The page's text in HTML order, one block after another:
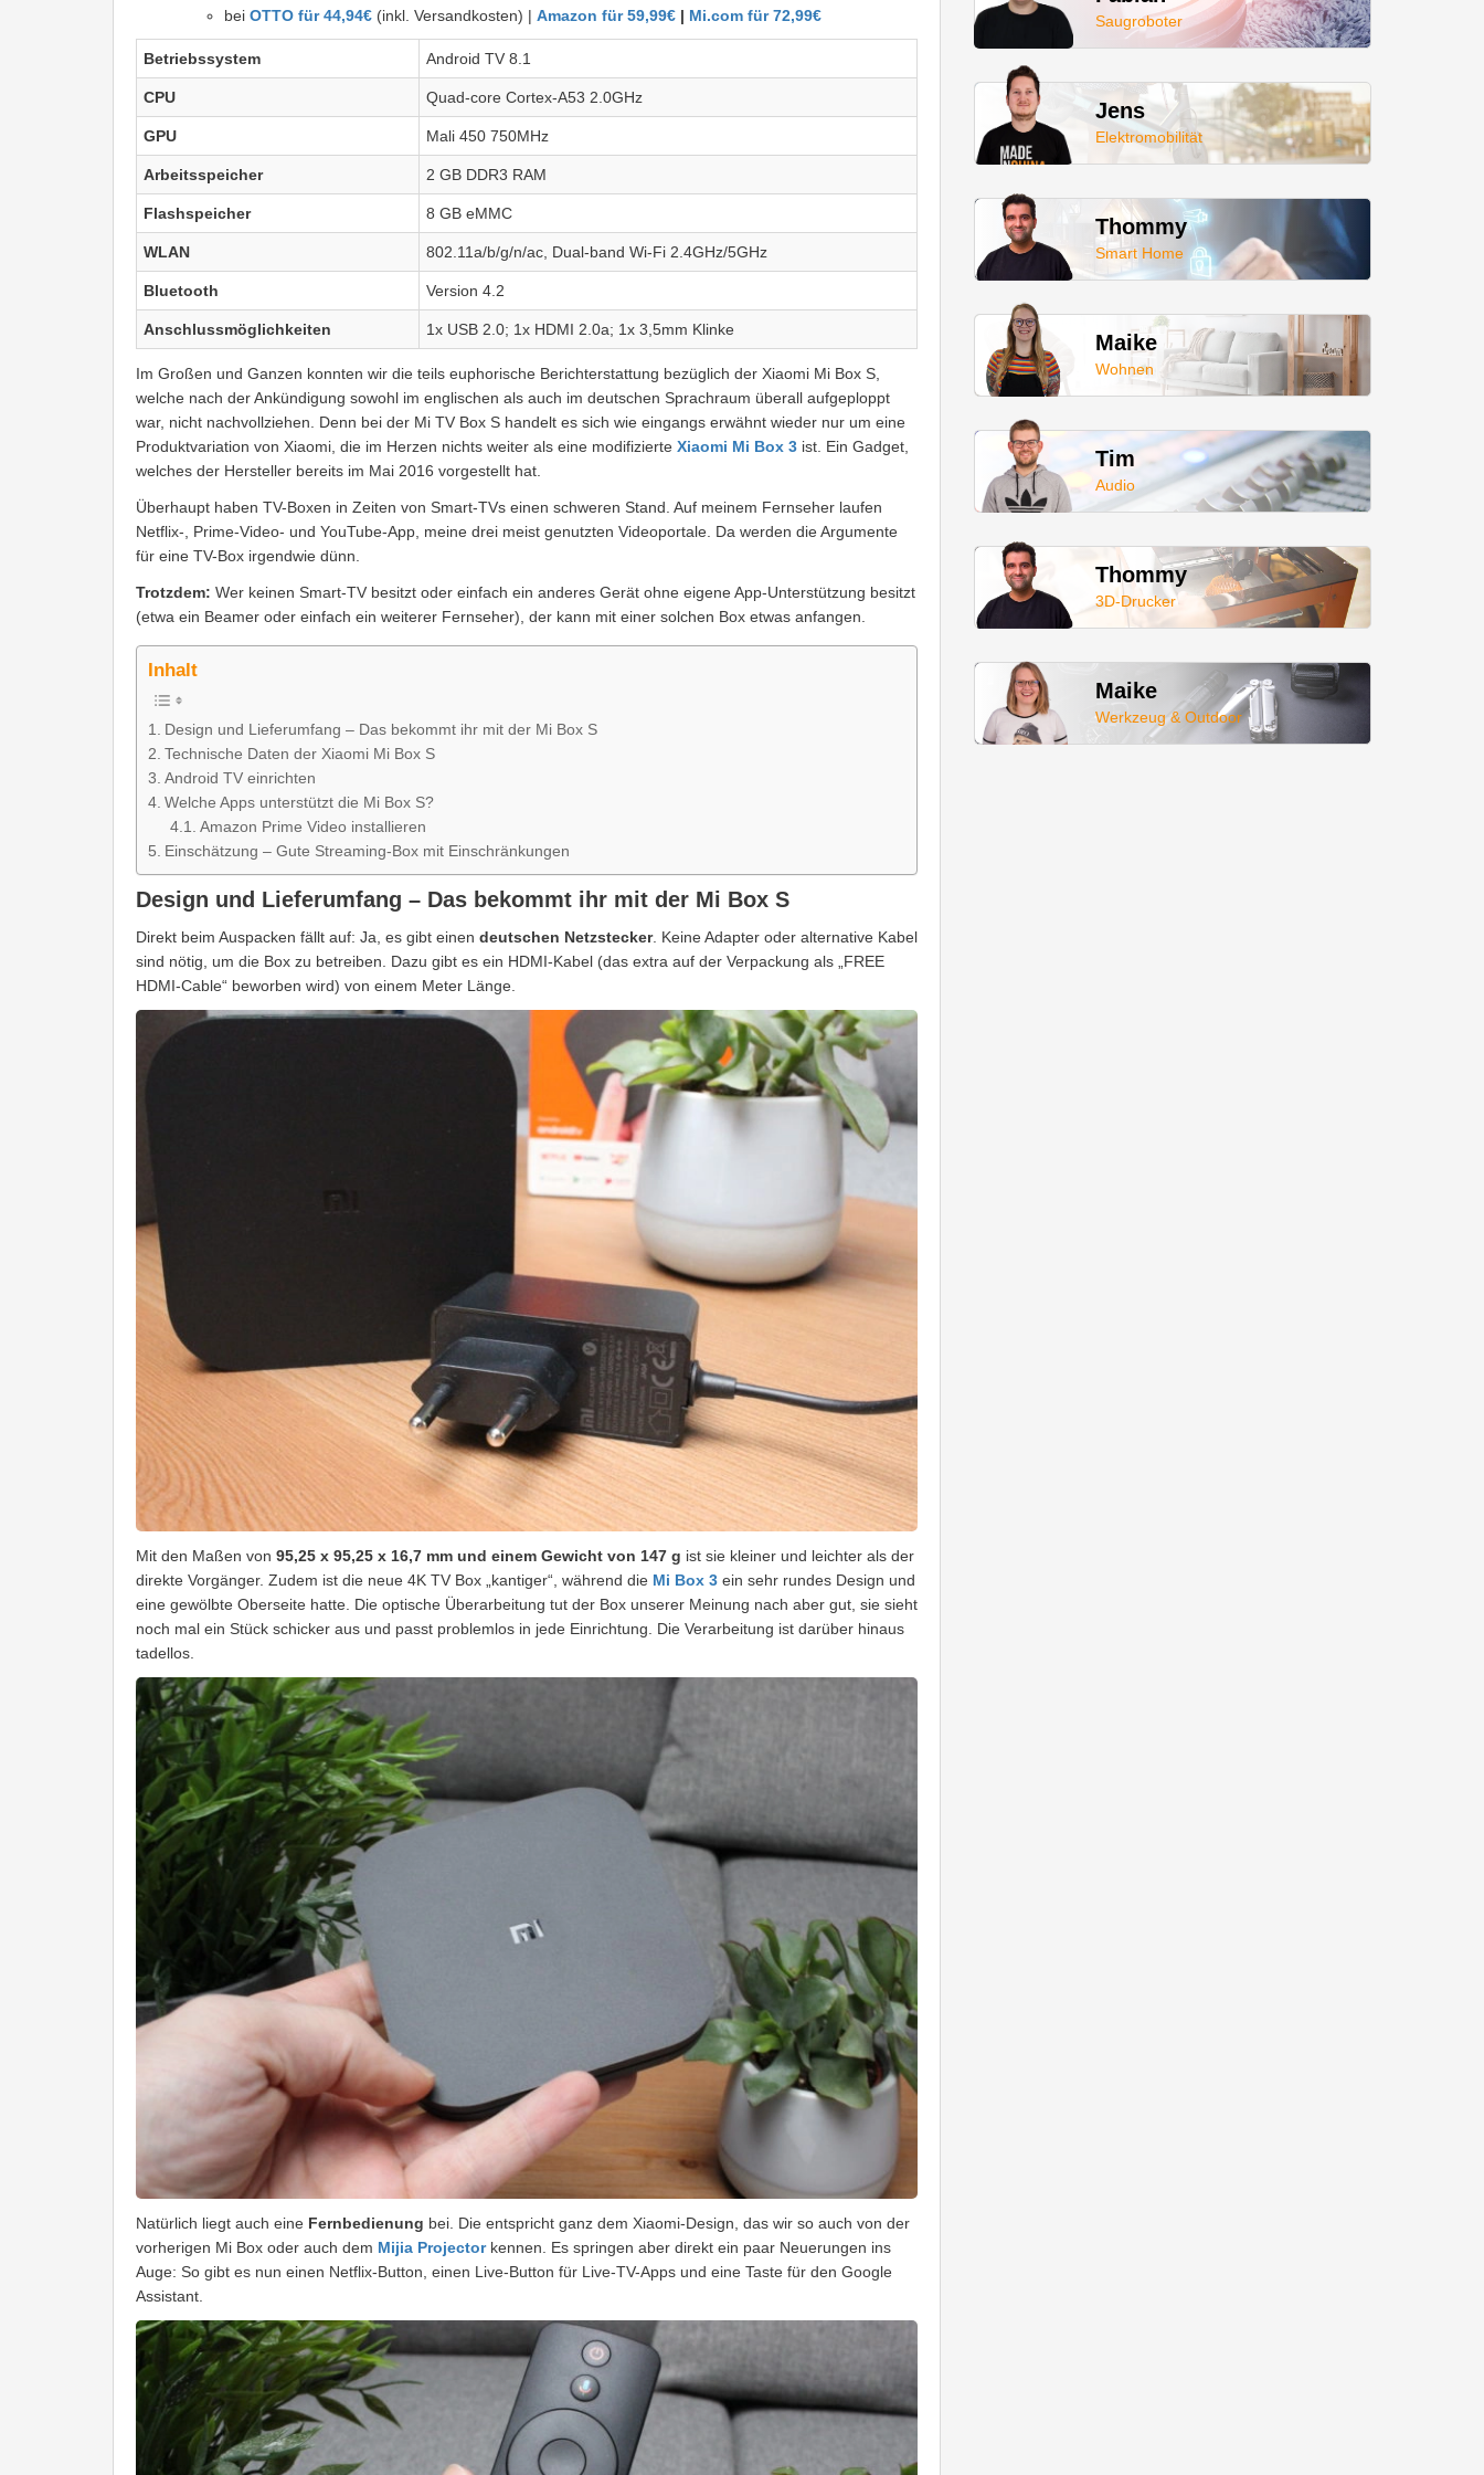
bei OTTO für 44,94€ (inkl. Versandkosten) | Amazon für 59,99€ | Mi.com für 72,99€
Betriebssystem Android TV 8.1
CPU Quad-core Cortex-A53 2.0GHz
GPU Mali 450 750MHz
Arbeitsspeicher 2 GB DDR3 RAM
Flashspeicher 8 GB eMMC
WLAN 802.11a/b/g/n/ac, Dual-band Wi-Fi 2.4GHz/5GHz
Bluetooth Version 4.2
Anschlussmöglichkeiten 1x USB 2.0; 1x HDMI 2.0a; 1x 3,5mm Klinke
Im Großen und Ganzen konnten wir die teils euphorische Berichterstattung bezüglich der Xiaomi Mi Box S,
welche nach der Ankündigung sowohl im englischen als auch im deutschen Sprachraum überall aufgeploppt
war, nicht nachvollziehen. Denn bei der Mi TV Box S handelt es sich wie eingangs erwähnt wieder nur um eine
Produktvariation von Xiaomi, die im Herzen nichts weiter als eine modifizierte Xiaomi Mi Box 3 ist. Ein Gadget,
welches der Hersteller bereits im Mai 2016 vorgestellt hat.
Überhaupt haben TV-Boxen in Zeiten von Smart-TVs einen schweren Stand. Auf meinem Fernseher laufen
Netflix-, Prime-Video- und YouTube-App, meine drei meist genutzten Videoportale. Da werden die Argumente
für eine TV-Box irgendwie dünn.
Trotzdem: Wer keinen Smart-TV besitzt oder einfach ein anderes Gerät ohne eigene App-Unterstützung besitzt
(etwa ein Beamer oder einfach ein weiterer Fernseher), der kann mit einer solchen Box etwas anfangen.
Inhalt
Design und Lieferumfang – Das bekommt ihr mit der Mi Box S
Technische Daten der Xiaomi Mi Box S
Android TV einrichten
Welche Apps unterstützt die Mi Box S?
Amazon Prime Video installieren
Einschätzung – Gute Streaming-Box mit Einschränkungen
Design und Lieferumfang – Das bekommt ihr mit der Mi Box S
Direkt beim Auspacken fällt auf: Ja, es gibt einen deutschen Netzstecker. Keine Adapter oder alternative Kabel
sind nötig, um die Box zu betreiben. Dazu gibt es ein HDMI-Kabel (das extra auf der Verpackung als „FREE
HDMI-Cable“ beworben wird) von einem Meter Länge.
Mit den Maßen von 95,25 x 95,25 x 16,7 mm und einem Gewicht von 147 g ist sie kleiner und leichter als der
direkte Vorgänger. Zudem ist die neue 4K TV Box „kantiger“, während die Mi Box 3 ein sehr rundes Design und
eine gewölbte Oberseite hatte. Die optische Überarbeitung tut der Box unserer Meinung nach aber gut, sie sieht
noch mal ein Stück schicker aus und passt problemlos in jede Einrichtung. Die Verarbeitung ist darüber hinaus
tadellos.
Natürlich liegt auch eine Fernbedienung bei. Die entspricht ganz dem Xiaomi-Design, das wir so auch von der
vorherigen Mi Box oder auch dem Mijia Projectorkennen. Es springen aber direkt ein paar Neuerungen ins
Auge: So gibt es nun einen Netflix-Button, einen Live-Button für Live-TV-Apps und eine Taste für den Google
Assistant.
Saugroboter
Jens
Elektromobilität
Thommy
Smart Home
Maike
Wohnen
Tim
Audio
Thommy
3D-Drucker
Maike
Werkzeug & Outdoor